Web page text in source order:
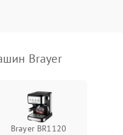
Brayer
Brayer BR1120